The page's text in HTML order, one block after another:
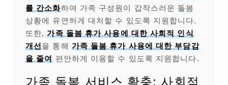
를 간소화하여 가족 구성원이 갑작스러운 돌봄
상황에 유연하게 대처할 수 있도록 지원합니다.
또한, 가족 돌봄 휴가 사용에 대한 사회적 인식
개선 을 통해 가족 돌봄 휴가 사용에 대한 부담감
을 줄여 편안하게 이용할 수 있도록 지원합니다.
가족 돌봄 서비스 확충: 사회적